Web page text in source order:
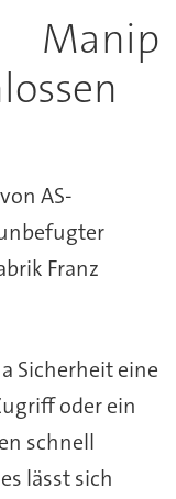
Manip
AS-
Franz
Sicherheit eine
oder ein
schnell
lässt sich